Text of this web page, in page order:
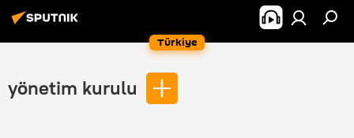
Türkiye
yönetim kurulu